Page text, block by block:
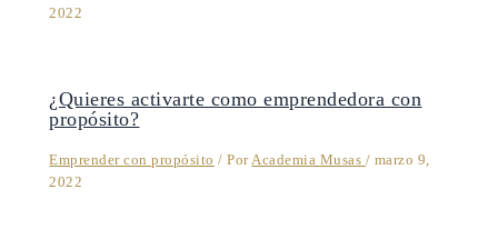
2022
¿Quieres activarte como emprendedora con
propósito?
Emprender con propósito / Por Academia Musas / marzo 9,
2022